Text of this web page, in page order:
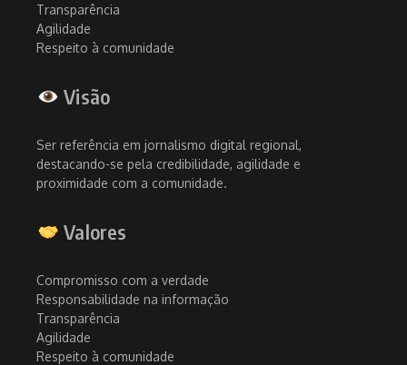
Transparência
Agilidade
Respeito à comunidade
Visão
Ser referência em jornalismo digital regional,
destacando-se pela credibilidade, agilidade e
proximidade com a comunidade.
Valores
Compromisso com a verdade
Responsabilidade na informação
Transparência
Agilidade
Respeito à comunidade